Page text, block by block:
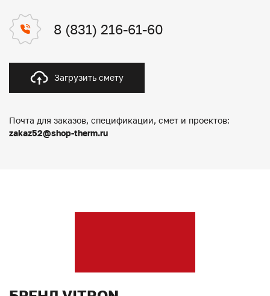
8 (831) 216-61-60
Загрузить смету
Почта для заказов, спецификации, смет и проектов:
zakaz52@shop-therm.ru